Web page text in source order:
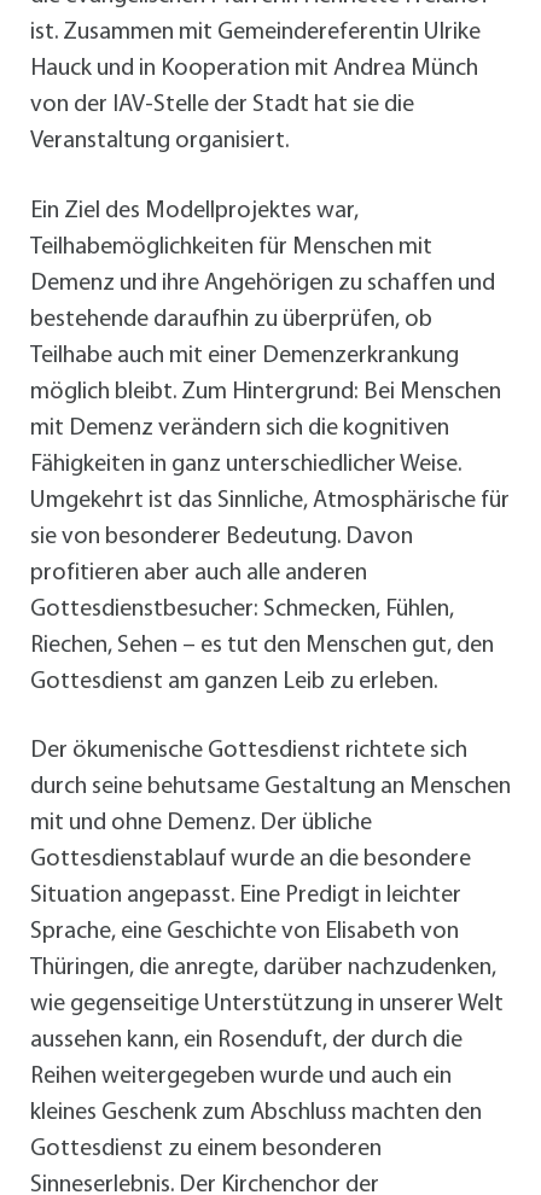
ist. Zusammen mit Gemeindereferentin Ulrike
Hauck und in Kooperation mit Andrea Münch
von der IAV-Stelle der Stadt hat sie die
Veranstaltung organisiert.
Ein Ziel des Modellprojektes war,
Teilhabemöglichkeiten für Menschen mit
Demenz und ihre Angehörigen zu schaffen und
bestehende daraufhin zu überprüfen, ob
Teilhabe auch mit einer Demenzerkrankung
möglich bleibt. Zum Hintergrund: Bei Menschen
mit Demenz verändern sich die kognitiven
Fähigkeiten in ganz unterschiedlicher Weise.
Umgekehrt ist das Sinnliche, Atmosphärische für
sie von besonderer Bedeutung. Davon
profitieren aber auch alle anderen
Gottesdienstbesucher: Schmecken, Fühlen,
Riechen, Sehen – es tut den Menschen gut, den
Gottesdienst am ganzen Leib zu erleben.
Der ökumenische Gottesdienst richtete sich
durch seine behutsame Gestaltung an Menschen
mit und ohne Demenz. Der übliche
Gottesdienstablauf wurde an die besondere
Situation angepasst. Eine Predigt in leichter
Sprache, eine Geschichte von Elisabeth von
Thüringen, die anregte, darüber nachzudenken,
wie gegenseitige Unterstützung in unserer Welt
aussehen kann, ein Rosenduft, der durch die
Reihen weitergegeben wurde und auch ein
kleines Geschenk zum Abschluss machten den
Gottesdienst zu einem besonderen
Sinneserlebnis. Der Kirchenchor der